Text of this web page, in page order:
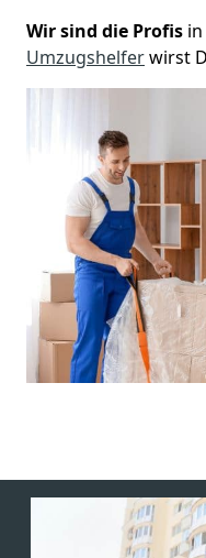
Wir sind die Profis
Umzugshelferwirst